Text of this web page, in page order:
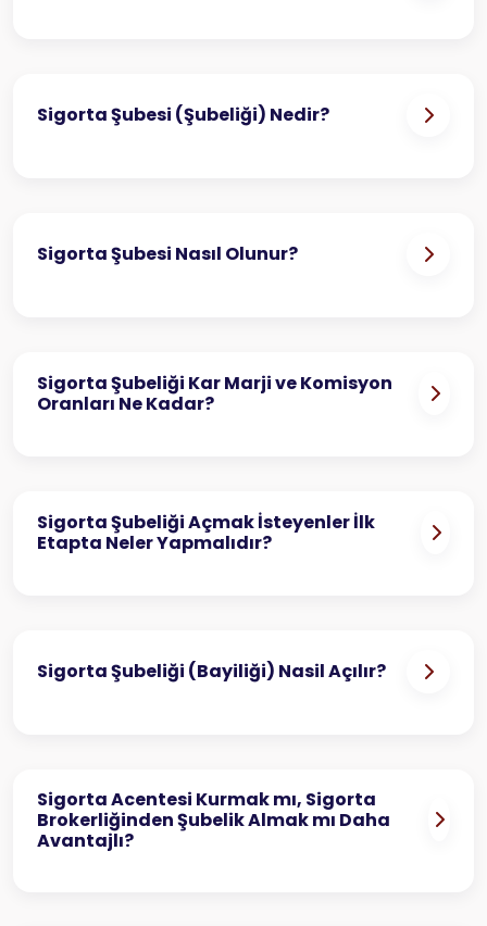
Sigorta Şubesi (Şubeliği) Nedir?
Sigorta Şubesi Nasıl Olunur?
Sigorta Şubeliği Kar Marji ve Komisyon
Oranları Ne Kadar?
Sigorta Şubeliği Açmak İsteyenler İlk
Etapta Neler Yapmalıdır?
Sigorta Şubeliği (Bayiliği) Nasil Açılır?
Sigorta Acentesi Kurmak mı, Sigorta
Brokerliğinden Şubelik Almak mı Daha
Avantajlı?